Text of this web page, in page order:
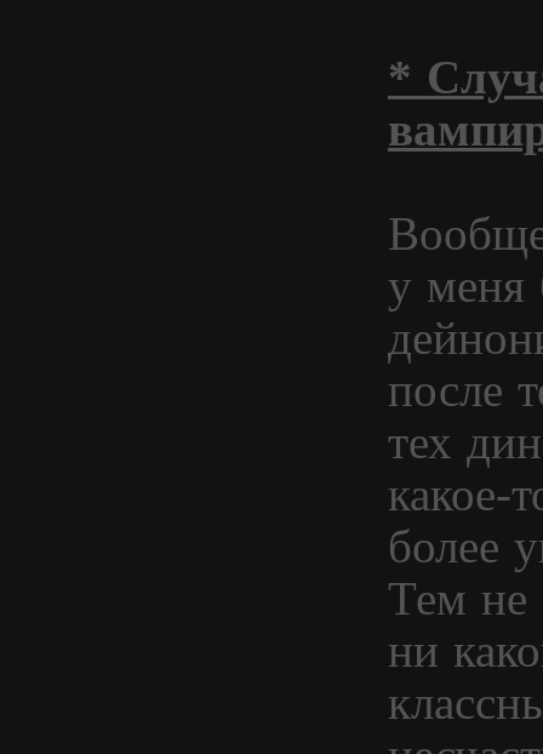
*
у
после
тех
какое-
более
Тем не
ни